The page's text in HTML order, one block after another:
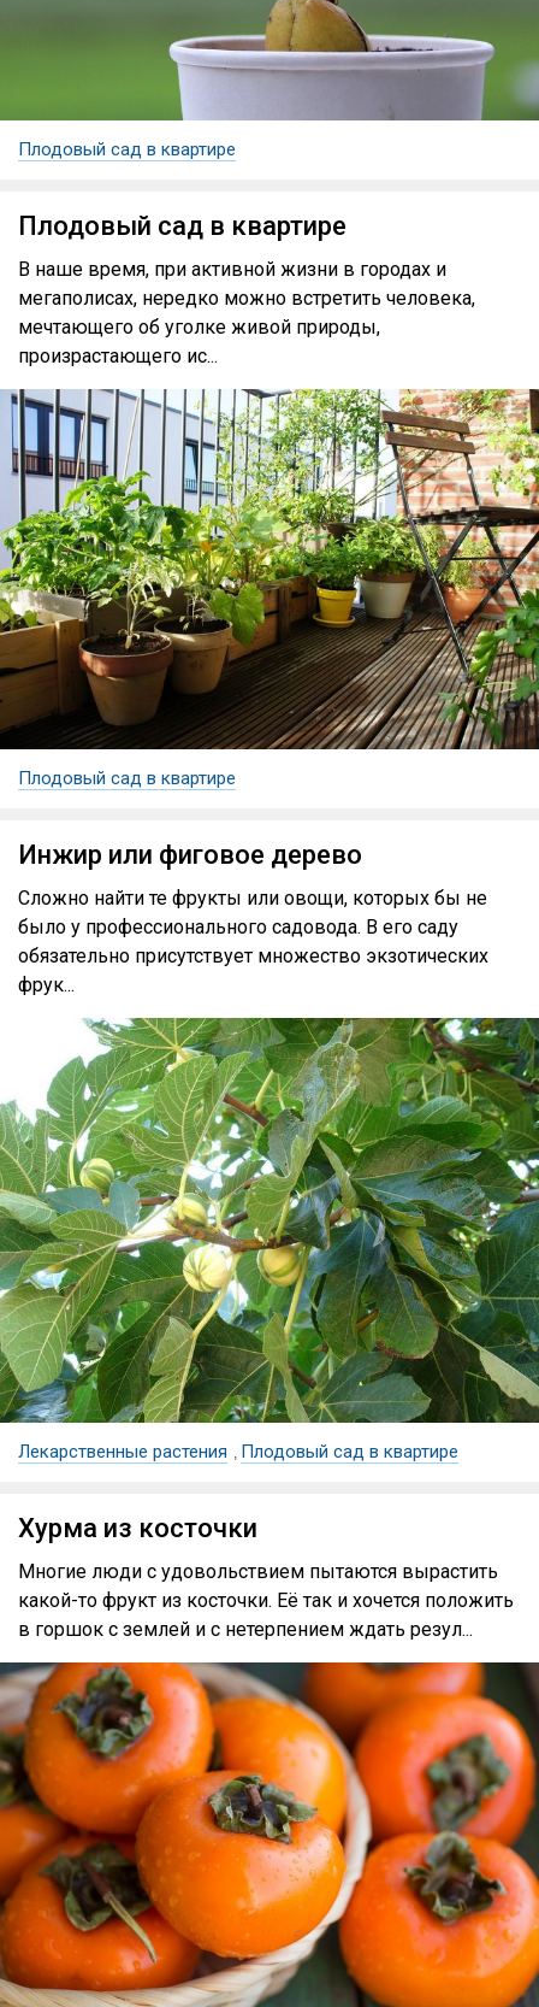
Плодовый сад в квартире
Плодовый сад в квартире
В наше время, при активной жизни в городах и
мегаполисах, нередко можно встретить человека,
мечтающего об уголке живой природы,
произрастающего ис...
Плодовый сад в квартире
Инжир или фиговое дерево
Сложно найти те фрукты или овощи, которых бы не
было у профессионального садовода. В его саду
обязательно присутствует множество экзотических
фрук...
Лекарственные растения , Плодовый сад в квартире
Хурма из косточки
Многие люди с удовольствием пытаются вырастить
какой-то фрукт из косточки. Её так и хочется положить
в горшок с землей и с нетерпением ждать резул...